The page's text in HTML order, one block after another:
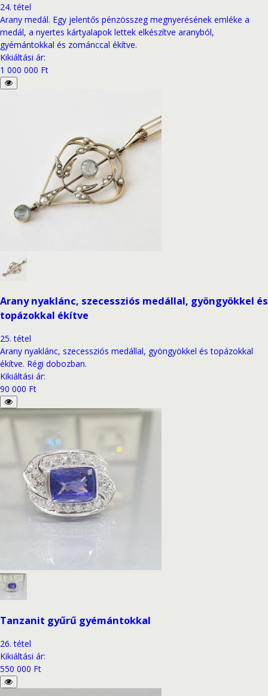
24. tétel
Arany medál. Egy jelentős pénzösszeg megnyerésének emléke a
medál, a nyertes kártyalapok lettek elkészítve aranyból,
gyémántokkal és zománccal ékítve.
Kikiáltási ár:
1 000 000 Ft
Arany nyaklánc, szecessziós medállal, gyöngyökkel és
topázokkal ékítve
25. tétel
Arany nyaklánc, szecessziós medállal, gyöngyökkel és topázokkal
ékítve. Régi dobozban.
Kikiáltási ár:
90 000 Ft
Tanzanit gyűrű gyémántokkal
26. tétel
Kikiáltási ár:
550 000 Ft